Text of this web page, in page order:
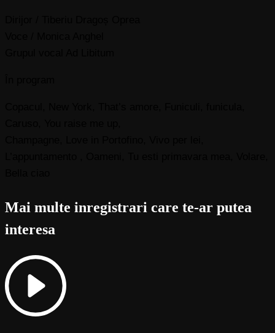
Mai multe inregistrari care te-ar putea
interesa